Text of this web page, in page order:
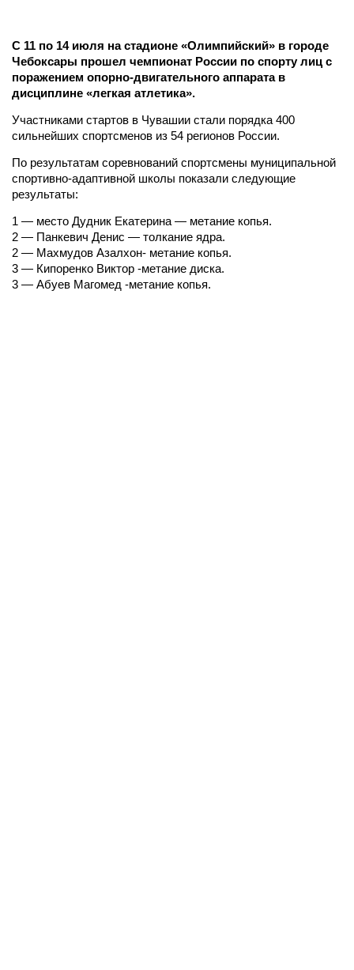
С 11 по 14 июля на стадионе «Олимпийский» в городе
Чебоксары прошел чемпионат России по спорту лиц с
поражением опорно-двигательного аппарата в
дисциплине «легкая атлетика».
Участниками стартов в Чувашии стали порядка 400
сильнейших спортсменов из 54 регионов России.
По результатам соревнований спортсмены муниципальной
спортивно-адаптивной школы показали следующие
результаты:
1 — место Дудник Екатерина — метание копья.
2 — Панкевич Денис — толкание ядра.
2 — Махмудов Азалхон- метание копья.
3 — Кипоренко Виктор -метание диска.
3 — Абуев Магомед -метание копья.